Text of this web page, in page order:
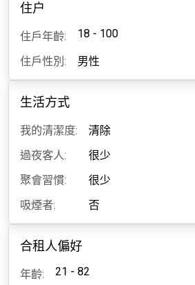
住户
住戶年齡: 18 - 100
住戶性別: 男性
生活方式
我的清潔度:
清除
過夜客人:
很少
聚會習慣:
很少
吸煙者:
否
合租人偏好
年齡: 21 - 82